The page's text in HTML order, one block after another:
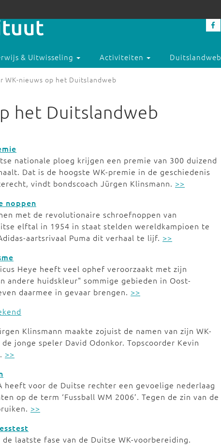
& Uitwisseling Activiteiten Duitslandweb
WK-nieuws op het Duitslandweb
het Duitslandweb
nationale ploeg krijgen een premie van 300 duizend
Dat is de hoogste WK-premie in de geschiedenis
vindt bondscoach Jürgen Klinsmann. >>
noppen
met de revolutionaire schroefnoppen van
elftal in 1954 in staat stelden wereldkampioen te
aartsrivaal Puma dit verhaal te lijf. >>
Heye heeft veel ophef veroorzaakt met zijn
andere huidskleur" sommige gebieden in Oost-
daarmee in gevaar brengen. >>
Klinsmann maakte zojuist de namen van zijn WK-
jonge speler David Odonkor. Topscoorder Kevin
>>
heeft voor de Duitse rechter een gevoelige nederlaag
op de term ‘Fussball WM 2006’. Tegen de zin van de
>>
laatste fase van de Duitse WK-voorbereiding.